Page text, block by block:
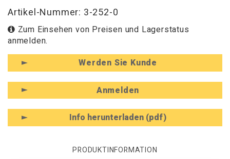
Artikel-Nummer: 3-252-0
Zum Einsehen von Preisen und Lagerstatus
anmelden.
Werden Sie Kunde
Anmelden
Info herunterladen (pdf)
PRODUKTINFORMATION